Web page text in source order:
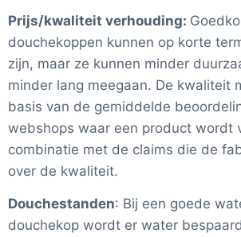
Prijs/kwaliteit verhouding:
douchekoppen kunnen op korte
zijn, maar ze kunnen minder
minder lang meegaan. De kwaliteit
basis van de gemiddelde
webshops waar een product wordt
combinatie met de claims die de
over de kwaliteit.
Douchestanden: Bij een goede
douchekop wordt er water